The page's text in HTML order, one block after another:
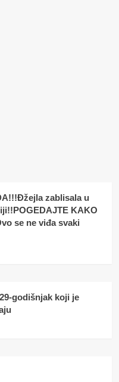
zablisala u
KAKO
se ne viđa svaki
godišnjak koji je